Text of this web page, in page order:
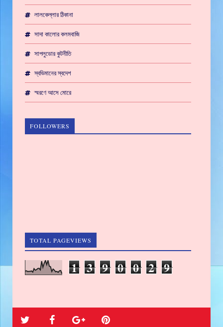
লালকেল্লার ঠিকানা
সাদা কালোর কলমবাজি
সাপলুডোর কুটনীতি
স্বভিমানের স্বদেশ
স্মরণে আসে মোরে
FOLLOWERS
TOTAL PAGEVIEWS
1 3 9 0 0 2 9